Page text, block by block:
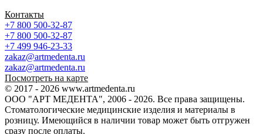
Контакты
+7 800 500-32-87
+7 800 500-32-87
+7 499 946-23-33
zakaz@artmedenta.ru
zakaz@artmedenta.ru
Посмотреть на карте
© 2017 - 2026 www.artmedenta.ru
ООО "АРТ МЕДЕНТА", 2006 - 2026. Все права защищены.
Стоматологические медицинские изделия и материалы в
розницу. Имеющийся в наличии товар может быть отгружен
сразу после оплаты.